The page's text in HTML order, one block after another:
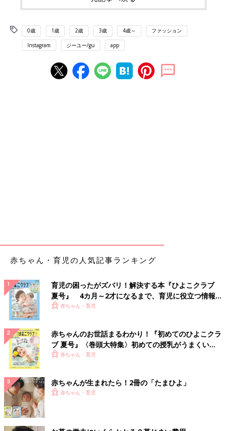
0歳 1歳 2歳 3歳 4歳～ ファッション
Instagram ジーユー/gu app
赤ちゃん・育児の人気記事ランキング
育児の困ったがズバリ！解決する本『ひよこクラブ
夏号』 4カ月～2才になるまで、育児に役立つ情報が
いっぱい！
赤ちゃん・育児
赤ちゃんのお世話まるわかり！『初めてのひよこクラ
ブ 夏号』〈巻頭大特集〉初めての授乳がうまくい
く！ おっぱい・ミルクの基本と夏のトラブル 解決テ
赤ちゃん・育児
赤ちゃんが生まれたら！2冊の「たまひよ」
赤ちゃん・育児